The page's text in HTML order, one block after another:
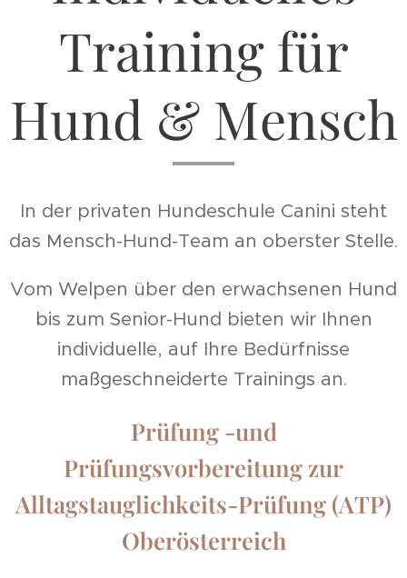
Training für
Hund & Mensch
In der privaten Hundeschule Canini steht
das Mensch-Hund-Team an oberster Stelle.
Vom Welpen über den erwachsenen Hund
bis zum Senior-Hund bieten wir Ihnen
individuelle, auf Ihre Bedürfnisse
maßgeschneiderte Trainings an.
Prüfung -und
Prüfungsvorbereitung zur
Alltagstauglichkeits-Prüfung (ATP)
Oberösterreich